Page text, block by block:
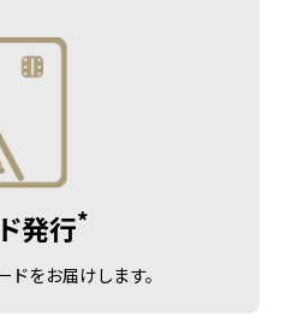
発行*
をお届けします。